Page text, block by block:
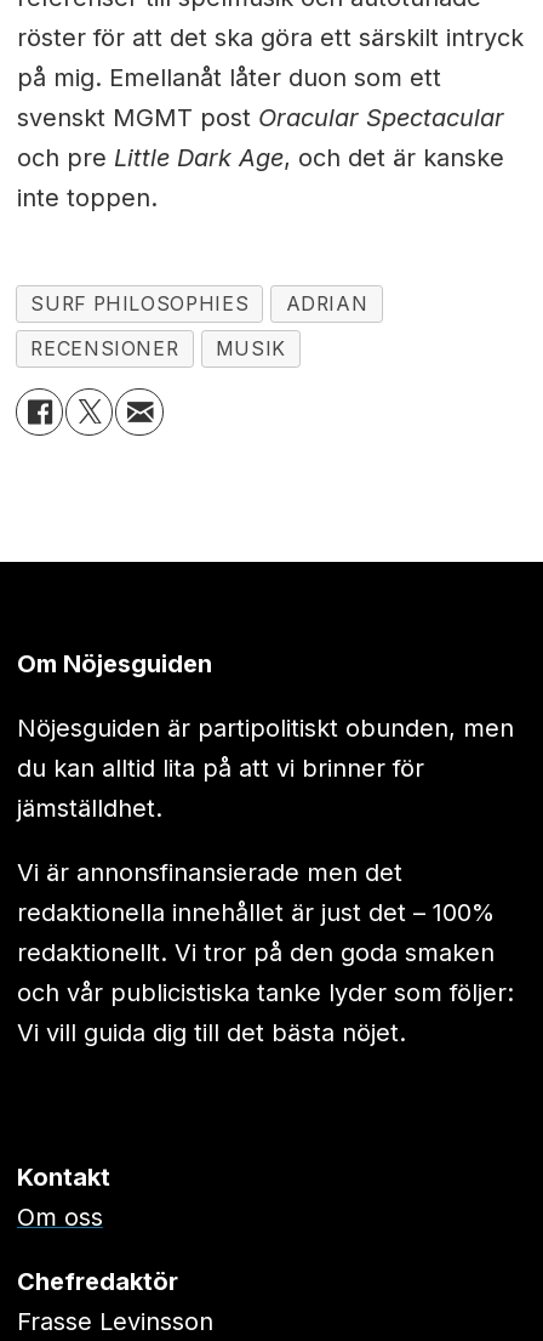
röster för att det ska göra ett särskilt intryck
på mig. Emellanåt låter duon som ett
svenskt MGMT post Oracular Spectacular
och pre Little Dark Age, och det är kanske
inte toppen.
SURF PHILOSOPHIES
ADRIAN
RECENSIONER
MUSIK
Om Nöjesguiden
Nöjesguiden är partipolitiskt obunden, men
du kan alltid lita på att vi brinner för
jämställdhet.
Vi är annonsfinansierade men det
redaktionella innehållet är just det – 100%
redaktionellt. Vi tror på den goda smaken
och vår publicistiska tanke lyder som följer:
Vi vill guida dig till det bästa nöjet.
Kontakt
Om oss
Chefredaktör
Frasse Levinsson